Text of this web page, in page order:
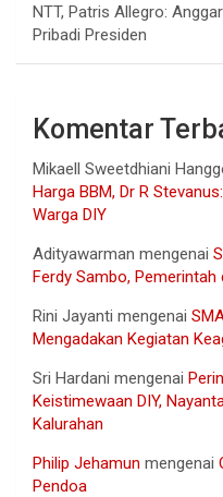
NTT, Patris Allegro:
Pribadi Presiden
Komentar
Mikaell Sweetdhiani
Harga BBM, Dr R
Warga DIY
Adityawarman mengenai
Ferdy Sambo, Pemerintah
Rini Jayanti mengenai
Mengadakan Kegiatan
Sri Hardani mengenai
Keistimewaan DIY,
Kalurahan
Philip Jehamun mengenai
Pendoa